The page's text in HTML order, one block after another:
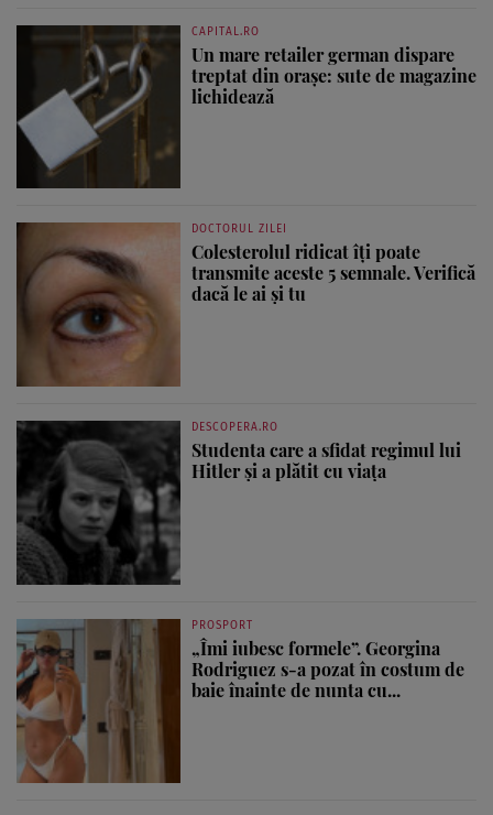
CAPITAL.RO
Un mare retailer german dispare
treptat din orașe: sute de magazine
lichidează
DOCTORUL ZILEI
Colesterolul ridicat îți poate
transmite aceste 5 semnale. Verifică
dacă le ai și tu
DESCOPERA.RO
Studenta care a sfidat regimul lui
Hitler și a plătit cu viața
PROSPORT
„Îmi iubesc formele”. Georgina
Rodriguez s-a pozat în costum de
baie înainte de nunta cu...